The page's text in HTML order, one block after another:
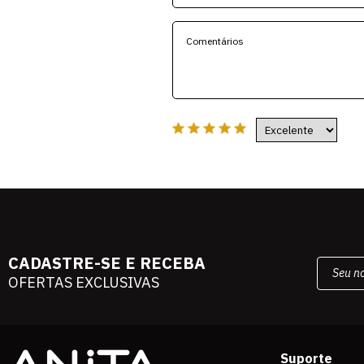
CADASTRE-SE E RECEBA
OFERTAS EXCLUSIVAS
Suporte